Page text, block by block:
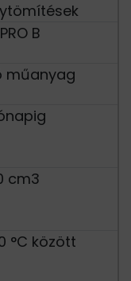
B
műanyag
cm3
°C között